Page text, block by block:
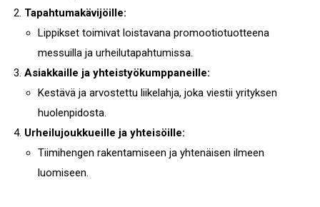
Tapahtumakävijöille:
Lippikset toimivat loistavana promootiotuotteena
messuilla ja urheilutapahtumissa.
Asiakkaille ja yhteistyökumppaneille:
Kestävä ja arvostettu liikelahja, joka viestii yrityksen
huolenpidosta.
Urheilujoukkueille ja yhteisöille:
Tiimihengen rakentamiseen ja yhtenäisen ilmeen
luomiseen.